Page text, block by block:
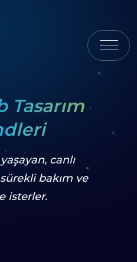
Tasarım
canlı
bakım ve
isterler.